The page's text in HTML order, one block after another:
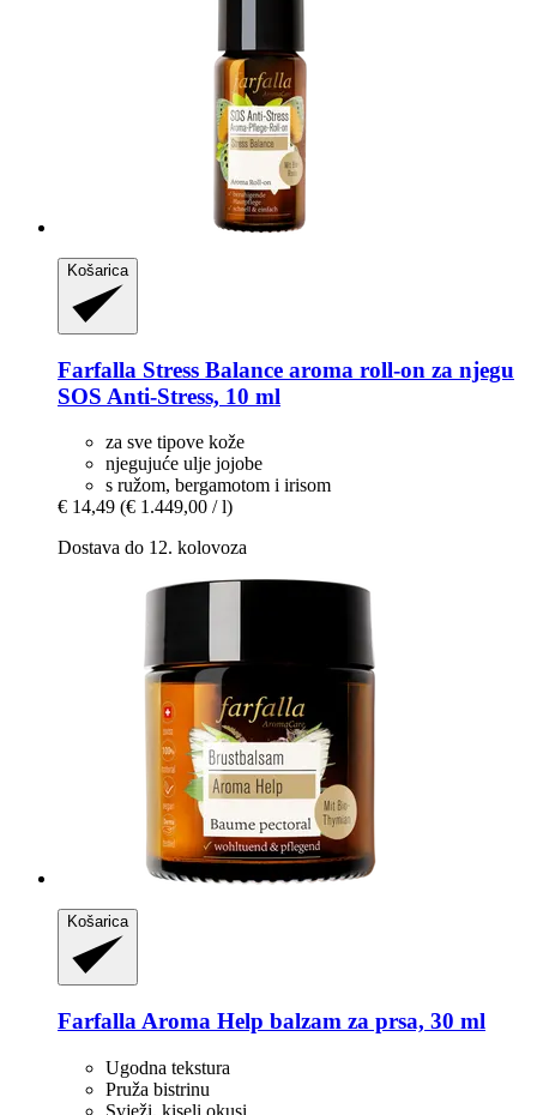
Košarica
Farfalla Stress Balance aroma roll-​on za njegu
SOS Anti-​Stress, 10 ml
za sve tipove kože
njegujuće ulje jojobe
s ružom, bergamotom i irisom
€ 14,49 (€ 1.449,00 / l)
Dostava do 12. kolovoza
Košarica
Farfalla Aroma Help balzam za prsa, 30 ml
Ugodna tekstura
Pruža bistrinu
Svježi, kiseli okusi